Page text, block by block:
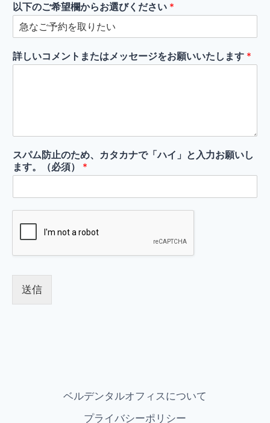
以下のご希望欄からお選びください *
詳しいコメントまたはメッセージをお願いいたします *
スパム防止のため、カタカナで「ハイ」と入力お願いし
ます。（必須） *
送信
ベルデンタルオフィスについて
プライバシーポリシー